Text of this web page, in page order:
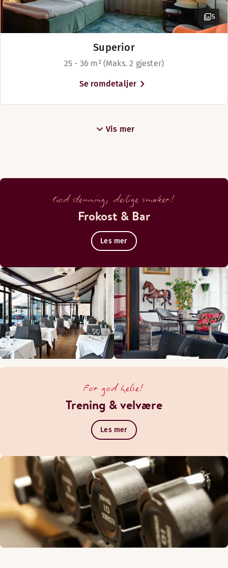
5
Superior
25 - 36 m² (Maks. 2 gjester)
Se romdetaljer
Vis mer
God stemning, deilige smaker!
Frokost & Bar
Les mer
For god helse!
Trening & velvære
Les mer